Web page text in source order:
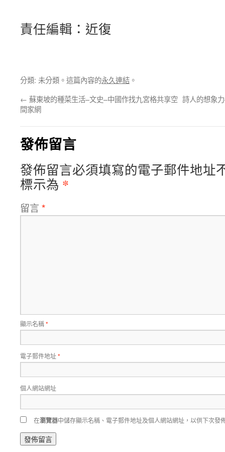
責任編輯：近復
分類: 未分類。這篇內容的永久連結 。
← 蘇東坡的種菜生活–文史–中國作找九宮格共享空
間家網
詩人的想象
發佈留言
發佈留言必須填寫的電子郵件地址
標示為 *
留言 *
顯示名稱*
電子郵件地址*
個人網站網址
在瀏覽器中儲存顯示名稱、電子郵件地址及個人網站網址，以供下次發